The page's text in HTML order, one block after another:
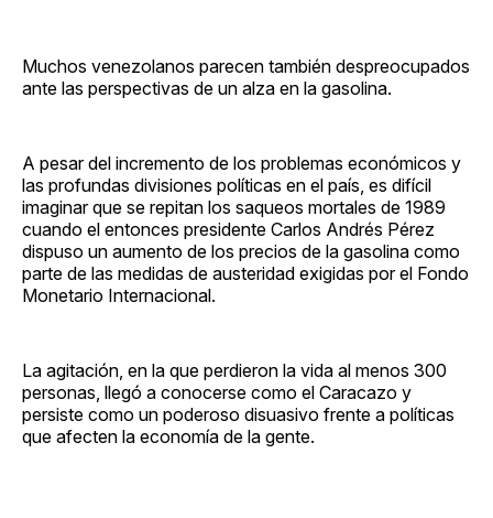
Muchos venezolanos parecen también despreocupados
ante las perspectivas de un alza en la gasolina.
A pesar del incremento de los problemas económicos y
las profundas divisiones políticas en el país, es difícil
imaginar que se repitan los saqueos mortales de 1989
cuando el entonces presidente Carlos Andrés Pérez
dispuso un aumento de los precios de la gasolina como
parte de las medidas de austeridad exigidas por el Fondo
Monetario Internacional.
La agitación, en la que perdieron la vida al menos 300
personas, llegó a conocerse como el Caracazo y
persiste como un poderoso disuasivo frente a políticas
que afecten la economía de la gente.